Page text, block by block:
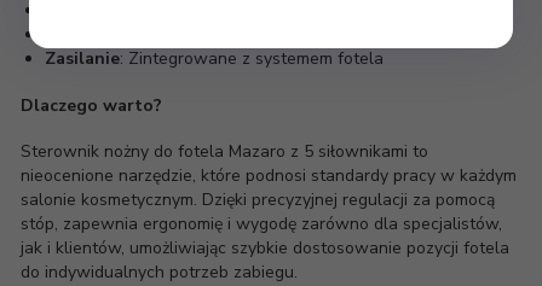
Zasilanie: Zintegrowane z systemem fotela
Dlaczego warto?
Sterownik nożny do fotela Mazaro z 5 siłownikami to
nieocenione narzędzie, które podnosi standardy pracy w każdym
salonie kosmetycznym. Dzięki precyzyjnej regulacji za pomocą
stóp, zapewnia ergonomię i wygodę zarówno dla specjalistów,
jak i klientów, umożliwiając szybkie dostosowanie pozycji fotela
do indywidualnych potrzeb zabiegu.